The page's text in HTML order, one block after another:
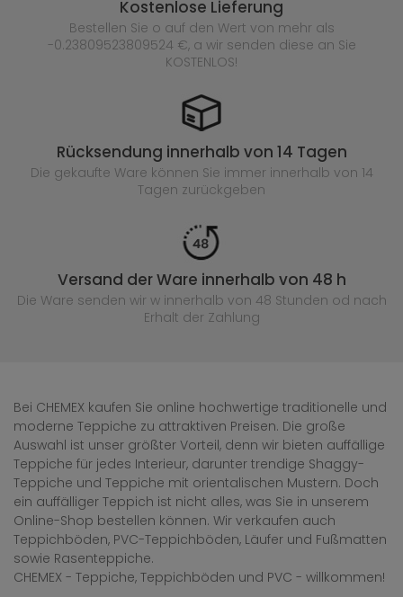
Kostenlose Lieferung
Bestellen Sie o auf den Wert von mehr als
-0.23809523809524 €, a wir senden diese an Sie
KOSTENLOS!
Rücksendung innerhalb von 14 Tagen
Die gekaufte Ware können Sie immer innerhalb von 14
Tagen zurückgeben
Versand der Ware innerhalb von 48 h
Die Ware senden wir w innerhalb von 48 Stunden od nach
Erhalt der Zahlung
Bei CHEMEX kaufen Sie online hochwertige traditionelle und
moderne Teppiche zu attraktiven Preisen. Die große
Auswahl ist unser größter Vorteil, denn wir bieten auffällige
Teppiche für jedes Interieur, darunter trendige Shaggy-
Teppiche und Teppiche mit orientalischen Mustern. Doch
ein auffälliger Teppich ist nicht alles, was Sie in unserem
Online-Shop bestellen können. Wir verkaufen auch
Teppichböden, PVC-Teppichböden, Läufer und Fußmatten
sowie Rasenteppiche.
CHEMEX - Teppiche, Teppichböden und PVC - willkommen!